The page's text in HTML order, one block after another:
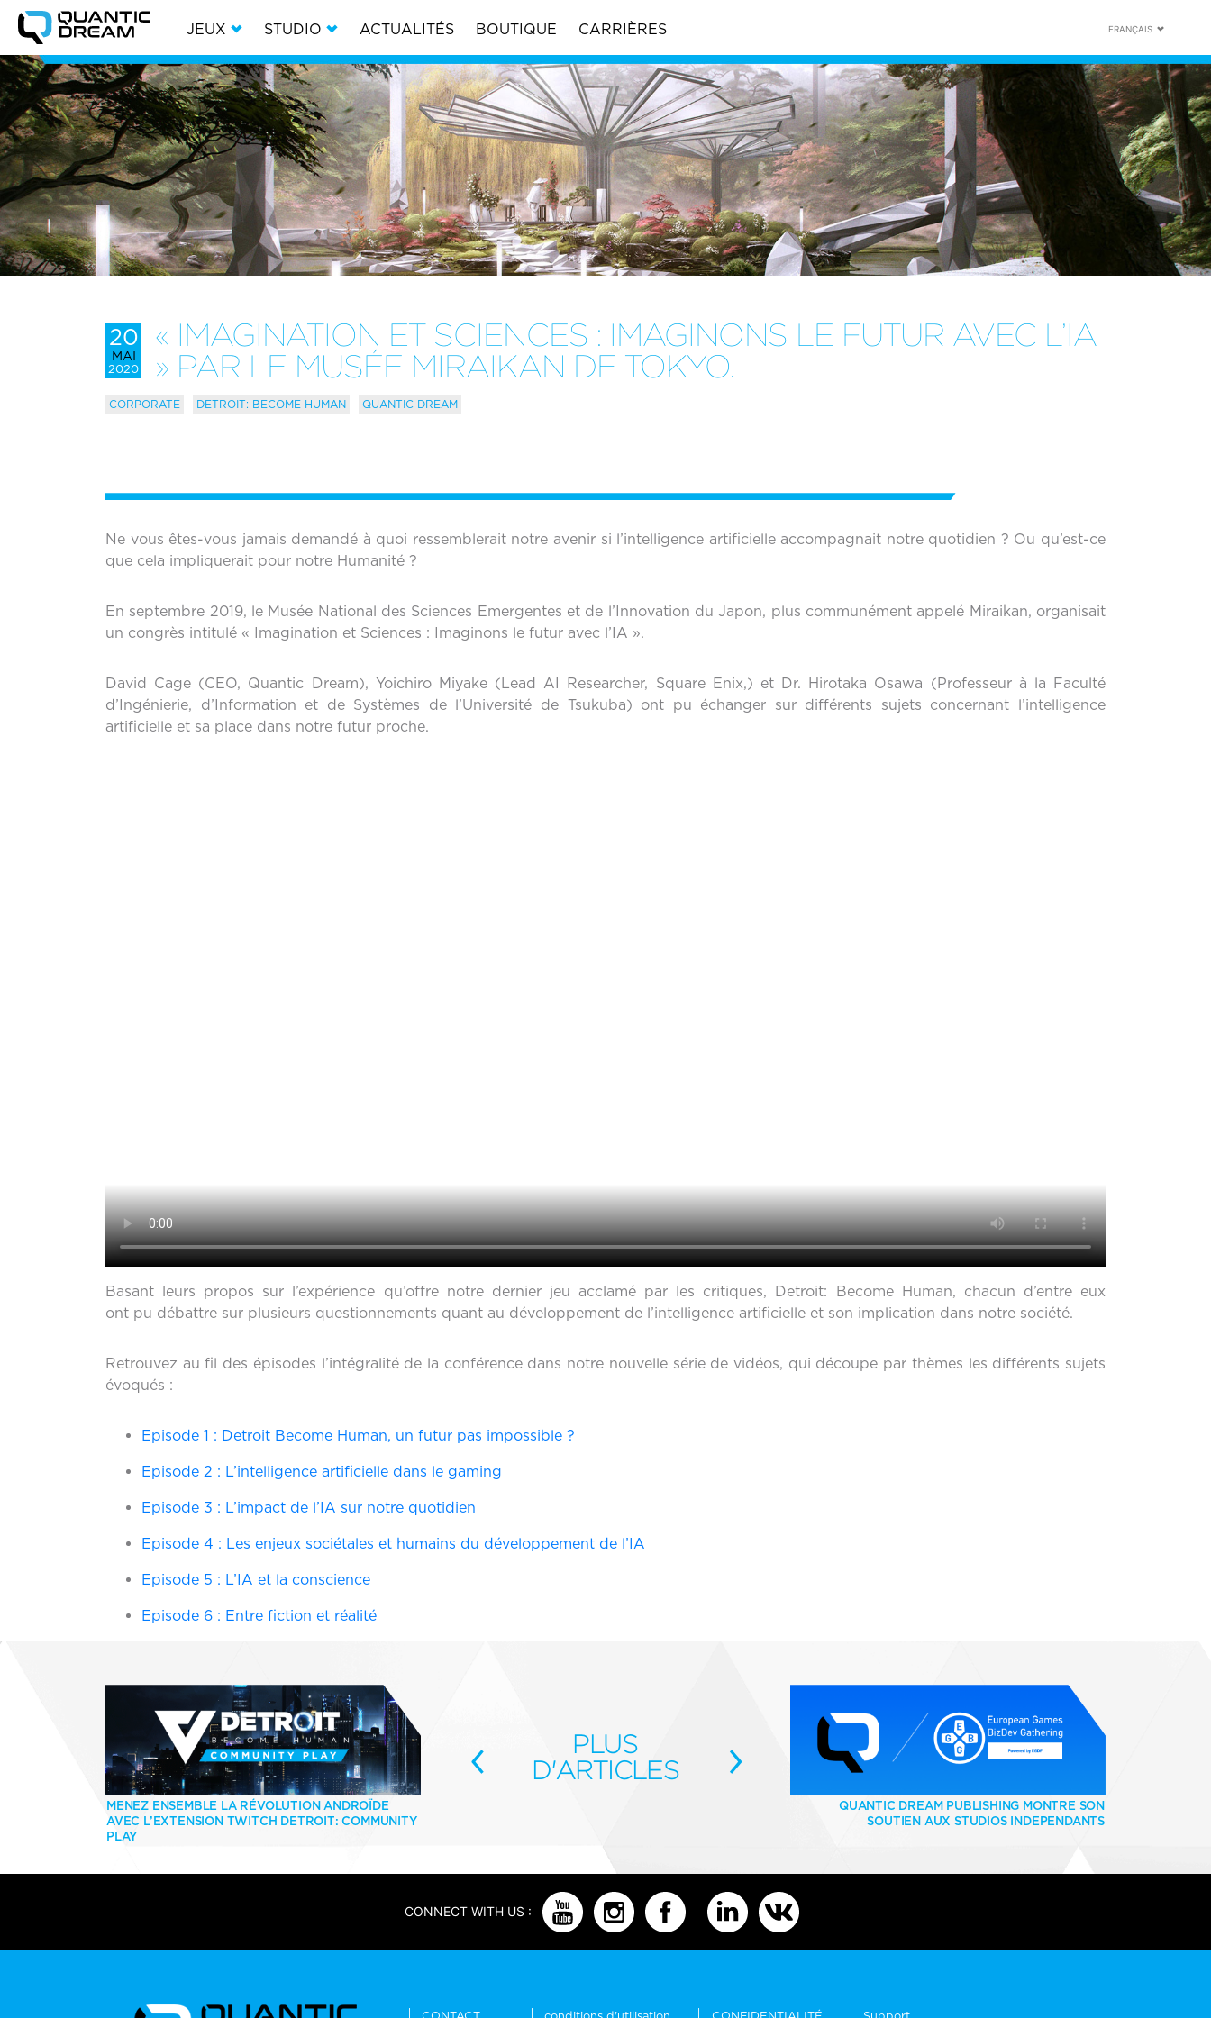
JEUX STUDIO ACTUALITÉS BOUTIQUE CARRIÈRES FRANÇAIS
20
MAI
2020
« IMAGINATION ET SCIENCES : IMAGINONS LE FUTUR AVEC L’IA
» PAR LE MUSÉE MIRAIKAN DE TOKYO.
CORPORATE DETROIT: BECOME HUMAN QUANTIC DREAM
Ne vous êtes-vous jamais demandé à quoi ressemblerait notre avenir si l’intelligence artificielle accompagnait notre quotidien ? Ou qu’est-ce
que cela impliquerait pour notre Humanité ?
En septembre 2019, le Musée National des Sciences Emergentes et de l’Innovation du Japon, plus communément appelé Miraikan, organisait
un congrès intitulé « Imagination et Sciences : Imaginons le futur avec l’IA ».
David Cage (CEO, Quantic Dream), Yoichiro Miyake (Lead AI Researcher, Square Enix,) et Dr. Hirotaka Osawa (Professeur à la Faculté
d’Ingénierie, d’Information et de Systèmes de l’Université de Tsukuba) ont pu échanger sur différents sujets concernant l’intelligence
artificielle et sa place dans notre futur proche.
Basant leurs propos sur l’expérience qu’offre notre dernier jeu acclamé par les critiques, Detroit: Become Human, chacun d’entre eux
ont pu débattre sur plusieurs questionnements quant au développement de l’intelligence artificielle et son implication dans notre société.
Retrouvez au fil des épisodes l’intégralité de la conférence dans notre nouvelle série de vidéos, qui découpe par thèmes les différents sujets
évoqués :
Episode 1 : Detroit Become Human, un futur pas impossible ?
Episode 2 : L’intelligence artificielle dans le gaming
Episode 3 : L’impact de l’IA sur notre quotidien
Episode 4 : Les enjeux sociétales et humains du développement de l’IA
Episode 5 : L’IA et la conscience
Episode 6 : Entre fiction et réalité
MENEZ ENSEMBLE LA RÉVOLUTION ANDROÏDE
AVEC L’EXTENSION TWITCH DETROIT: COMMUNITY
PLAY
‹
PLUS
D'ARTICLES
›
QUANTIC DREAM PUBLISHING MONTRE SON
SOUTIEN AUX STUDIOS INDEPENDANTS
CONNECT WITH US :